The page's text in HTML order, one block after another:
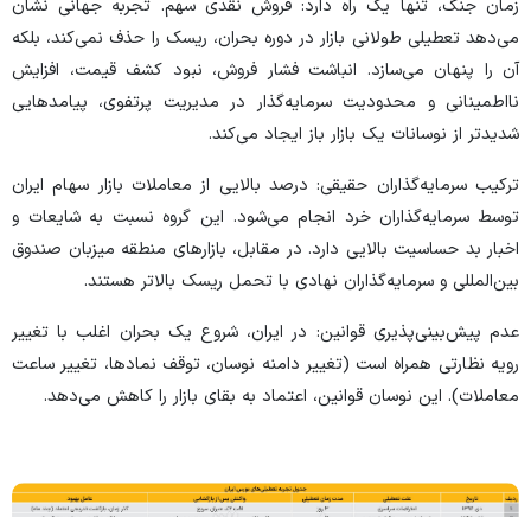
زمان جنگ، تنها یک راه دارد: فروش نقدی سهم. تجربه جهانی نشان
می‌دهد تعطیلی طولانی بازار در دوره بحران، ریسک را حذف نمی‌کند، بلکه
آن را پنهان می‌سازد. انباشت فشار فروش، نبود کشف قیمت، افزایش
نااطمینانی و محدودیت سرمایه‌گذار در مدیریت پرتفوی، پیامد‌هایی
شدیدتر از نوسانات یک بازار باز ایجاد می‌کند.
ترکیب سرمایه‌گذاران حقیقی: درصد بالایی از معاملات بازار سهام ایران
توسط سرمایه‌گذاران خرد انجام می‌شود. این گروه نسبت به شایعات و
اخبار بد حساسیت بالایی دارد. در مقابل، بازار‌های منطقه میزبان صندوق
بین‌المللی و سرمایه‌گذاران نهادی با تحمل ریسک بالاتر هستند.
عدم پیش‌بینی‌پذیری قوانین: در ایران، شروع یک بحران اغلب با تغییر
رویه نظارتی همراه است (تغییر دامنه نوسان، توقف نمادها، تغییر ساعت
معاملات). این نوسان قوانین، اعتماد به بقای بازار را کاهش می‌دهد.